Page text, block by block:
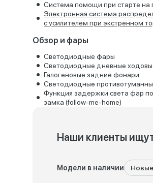
Система помощи при старте на
Электронная система
с усилителем при экстренном
Обзор и фары
Светодиодные фары
Светодиодные дневные
Галогеновые задние фонари
Светодиодные
Функция задержки света фар
замка (follow-me-home)
Наши клиенты
Модели в наличии